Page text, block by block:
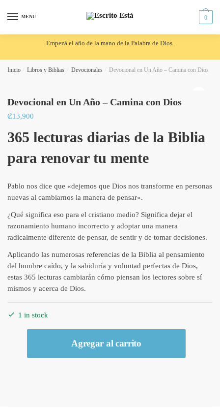
MENU 0
Empezá el año de la mano de la Palabra de Dios.
Inicio Libros y Biblias Devocionales Devocional en Un Año – Camina con Dios
Devocional en Un Año – Camina con Dios
₡13,900
365 lecturas diarias de la Biblia
para renovar tu mente
Pablo nos dice que «dejemos que Dios nos transforme en personas
nuevas al cambiarnos la manera de pensar».
¿Qué significa eso para el cristiano medio? Significa dejar el
razonamiento humano incorrecto y adoptar una manera
radicalmente diferente de pensar, de sentir y de tomar decisiones.
Aplicando las numerosas referencias de la Biblia al pensamiento
del hombre caído, y la sabiduría y voluntad perfectas de Dios,
estas 365 lecturas cambiarán cómo piensan los lectores sobre sí
mismos y acerca de Dios.
1 in stock
Agregar al carrito